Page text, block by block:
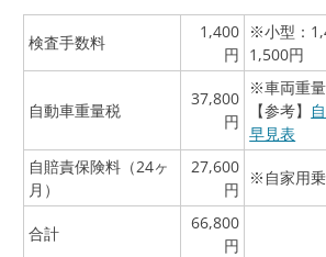
検査手数料
1,400
円
※小型：
1,500円
自動車重量税
37,800
円
※車両重量
【参考】
早見表
自賠責保険料（24ヶ
月）
27,600
円
※自家用
合計
66,800
円